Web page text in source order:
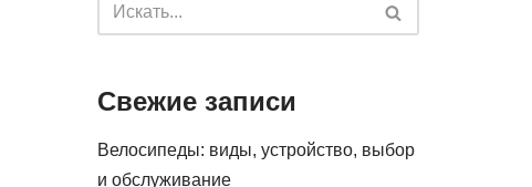
Свежие записи
Велосипеды: виды, устройство, выбор
и обслуживание